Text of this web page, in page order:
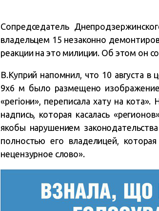
Сопредседатель
владельцем 15 незаконно
реакции на это милиции. Об этом он
В.Куприй напомнил, что 10 августа
9х6 м было размещено
«регіони», переписала хату на
надпись, которая касалась
якобы нарушением
полностью его владелицей,
нецензурное слово».